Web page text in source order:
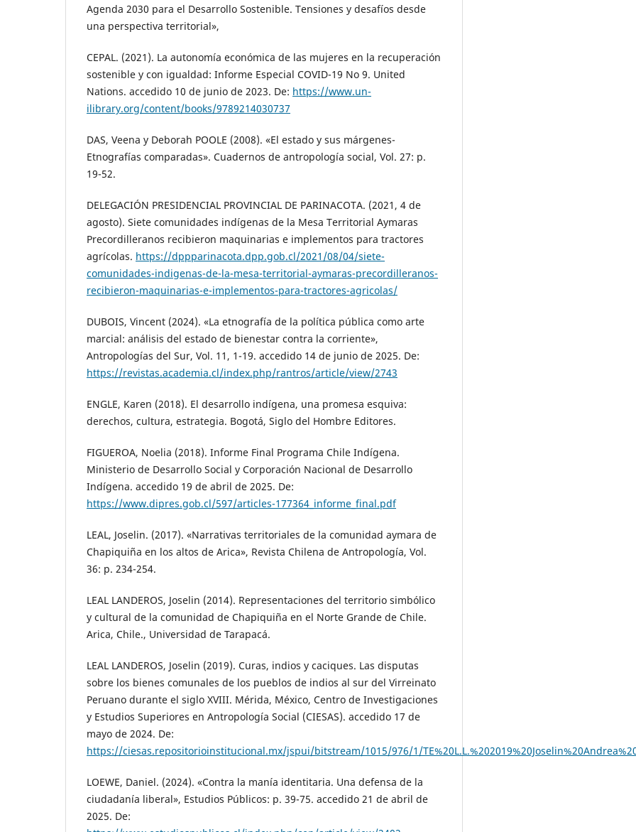
Agenda 2030 para el Desarrollo Sostenible. Tensiones y desafíos desde
una perspectiva territorial»,
CEPAL. (2021). La autonomía económica de las mujeres en la recuperación
sostenible y con igualdad: Informe Especial COVID-19 No 9. United
Nations. accedido 10 de junio de 2023. De: https://www.un-
ilibrary.org/content/books/9789214030737
DAS, Veena y Deborah POOLE (2008). «El estado y sus márgenes-
Etnografías comparadas». Cuadernos de antropología social, Vol. 27: p.
19-52.
DELEGACIÓN PRESIDENCIAL PROVINCIAL DE PARINACOTA. (2021, 4 de
agosto). Siete comunidades indígenas de la Mesa Territorial Aymaras
Precordilleranos recibieron maquinarias e implementos para tractores
agrícolas. https://dppparinacota.dpp.gob.cl/2021/08/04/siete-
comunidades-indigenas-de-la-mesa-territorial-aymaras-precordilleranos-
recibieron-maquinarias-e-implementos-para-tractores-agricolas/
DUBOIS, Vincent (2024). «La etnografía de la política pública como arte
marcial: análisis del estado de bienestar contra la corriente»,
Antropologías del Sur, Vol. 11, 1-19. accedido 14 de junio de 2025. De:
https://revistas.academia.cl/index.php/rantros/article/view/2743
ENGLE, Karen (2018). El desarrollo indígena, una promesa esquiva:
derechos, cultura, estrategia. Bogotá, Siglo del Hombre Editores.
FIGUEROA, Noelia (2018). Informe Final Programa Chile Indígena.
Ministerio de Desarrollo Social y Corporación Nacional de Desarrollo
Indígena. accedido 19 de abril de 2025. De:
https://www.dipres.gob.cl/597/articles-177364_informe_final.pdf
LEAL, Joselin. (2017). «Narrativas territoriales de la comunidad aymara de
Chapiquiña en los altos de Arica», Revista Chilena de Antropología, Vol.
36: p. 234-254.
LEAL LANDEROS, Joselin (2014). Representaciones del territorio simbólico
y cultural de la comunidad de Chapiquiña en el Norte Grande de Chile.
Arica, Chile., Universidad de Tarapacá.
LEAL LANDEROS, Joselin (2019). Curas, indios y caciques. Las disputas
sobre los bienes comunales de los pueblos de indios al sur del Virreinato
Peruano durante el siglo XVIII. Mérida, México, Centro de Investigaciones
y Estudios Superiores en Antropología Social (CIESAS). accedido 17 de
mayo de 2024. De:
https://ciesas.repositorioinstitucional.mx/jspui/bitstream/1015/976/1/
LOEWE, Daniel. (2024). «Contra la manía identitaria. Una defensa de la
ciudadanía liberal», Estudios Públicos: p. 39-75. accedido 21 de abril de
2025. De: